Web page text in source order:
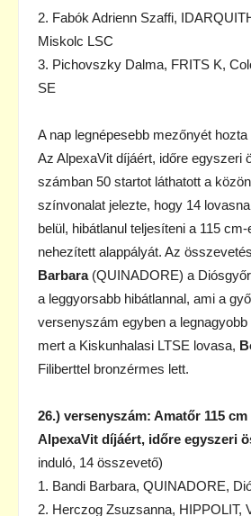
2. Fabók Adrienn Szaffi,
Miskolc LSC
3. Pichovszky Dalma, FRITS K,
SE
A nap legnépesebb mezőnyét hozta
Az AlpexaVit díjáért, időre egyszeri
számban 50 startot láthatott a
színvonalat jelezte, hogy 14
belül, hibátlanul teljesíteni a 115
nehezített alappályát. Az
Barbara(QUINADORE) a
a leggyorsabb hibátlannal, ami a
versenyszám egyben a
mert a Kiskunhalasi LTSE lovasa,
Filiberttel bronzérmes lett.
26.) versenyszám: Amatőr 115 cm
AlpexaVit díjáért, időre egyszeri
induló, 14 összevető)
1. Bandi Barbara, QUINADORE,
2. Herczog Zsuzsanna, HIPPOLIT,